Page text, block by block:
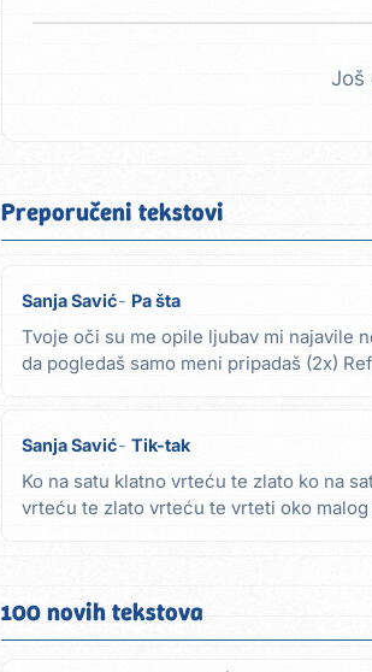
Još
Preporučeni tekstovi
Sanja Savić Pa šta
Tvoje oči su me opile ljubav mi najavile
da pogledaš samo meni pripadaš (2x)
Sanja Savić Tik-tak
Ko na satu klatno vrteću te zlato ko na
vrteću te zlato vrteću te vrteti oko
100 novih tekstova